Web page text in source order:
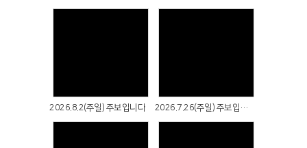
2026.8.2(주일) 주보입니다 2026.7.26(주일) 주보입니다